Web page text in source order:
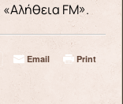
FM».
Email Print